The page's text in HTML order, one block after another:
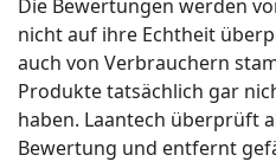
Die Bewertungen werden
nicht auf ihre Echtheit
auch von Verbrauchern
Produkte tatsächlich gar
haben. Laantech überprüft
Bewertung und entfernt